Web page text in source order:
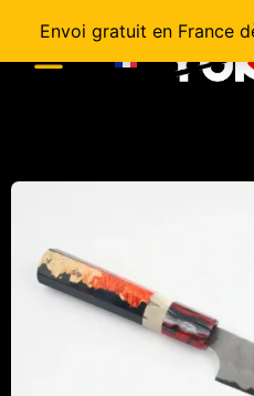
Envoi gratuit en France